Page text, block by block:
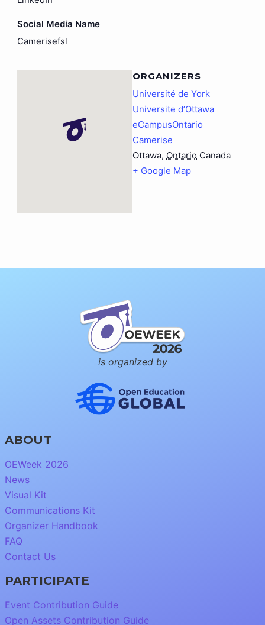
Social Media Name
Camerisefsl
ORGANIZERS
Université de York
Universite d’Ottawa
eCampusOntario
Camerise
Ottawa, Ontario Canada
+ Google Map
is organized by
ABOUT
OEWeek 2026
News
Visual Kit
Communications Kit
Organizer Handbook
FAQ
Contact Us
PARTICIPATE
Event Contribution Guide
Open Assets Contribution Guide